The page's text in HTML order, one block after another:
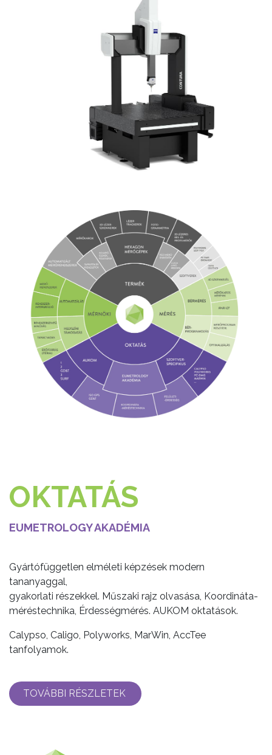
OKTATÁS
EUMETROLOGY AKADÉMIA
Gyártófüggetlen elméleti képzések modern
tananyaggal,
gyakorlati részekkel. Műszaki rajz olvasása, Koordináta-
méréstechnika, Érdességmérés. AUKOM oktatások.
Calypso, Caligo, Polyworks, MarWin, AccTee
tanfolyamok.
TOVÁBBI RÉSZLETEK